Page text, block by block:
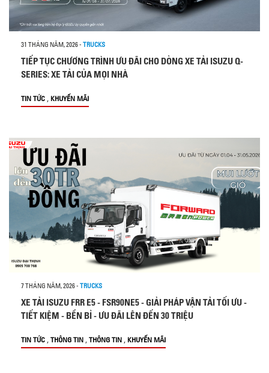
31 THÁNG NĂM, 2026- TRUCKS
TIẾP TỤC CHƯƠNG TRÌNH ƯU ĐÃI CHO DÒNG XE TẢI ISUZU Q-
SERIES: XE TẢI CỦA MỌI NHÀ
TIN TỨC , KHUYẾN MÃI
7 THÁNG NĂM, 2026- TRUCKS
XE TẢI ISUZU FRR E5 - FSR90NE5 - GIẢI PHÁP VẬN TẢI TỐI ƯU -
TIẾT KIỆM - BỀN BỈ - ƯU ĐÃI LÊN ĐẾN 30 TRIỆU
TIN TỨC , THÔNG TIN , THÔNG TIN , KHUYẾN MÃI